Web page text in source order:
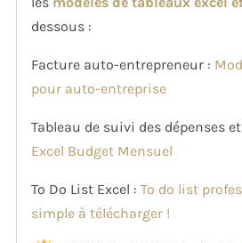
dessous :
Facture auto-entrepreneur :
pour auto-entreprise
Tableau de suivi des dépenses
Excel Budget Mensuel
To Do List Excel : To do list
simple à télécharger !